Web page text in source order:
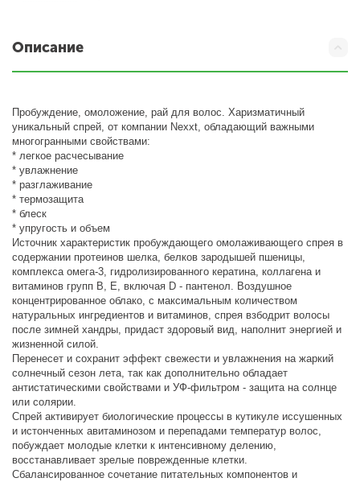
Описание
Пробуждение, омоложение, рай для волос. Харизматичный
уникальный спрей, от компании Nexxt, обладающий важными
многогранными свойствами:
* легкое расчесывание
* увлажнение
* разглаживание
* термозащита
* блеск
* упругость и объем
Источник характеристик пробуждающего омолаживающего спрея в
содержании протеинов шелка, белков зародышей пшеницы,
комплекса омега-3, гидролизированного кератина, коллагена и
витаминов групп В, Е, включая D - пантенол. Воздушное
концентрированное облако, с максимальным количеством
натуральных ингредиентов и витаминов, спрея взбодрит волосы
после зимней хандры, придаст здоровый вид, наполнит энергией и
жизненной силой.
Перенесет и сохранит эффект свежести и увлажнения на жаркий
солнечный сезон лета, так как дополнительно обладает
антистатическими свойствами и УФ-фильтром - защита на солнце
или солярии.
Спрей активирует биологические процессы в кутикуле иссушенных
и истонченных авитаминозом и перепадами температур волос,
побуждает молодые клетки к интенсивному делению,
восстанавливает зрелые поврежденные клетки.
Сбалансированное сочетание питательных компонентов и